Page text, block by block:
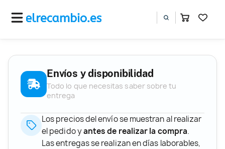
Envíos y disponibilidad
Todo lo que necesitas saber sobre tu
entrega
Los precios del envío se muestran al realizar
el pedido yantes de realizar la compra.
Las entregas se realizan en días laborables,